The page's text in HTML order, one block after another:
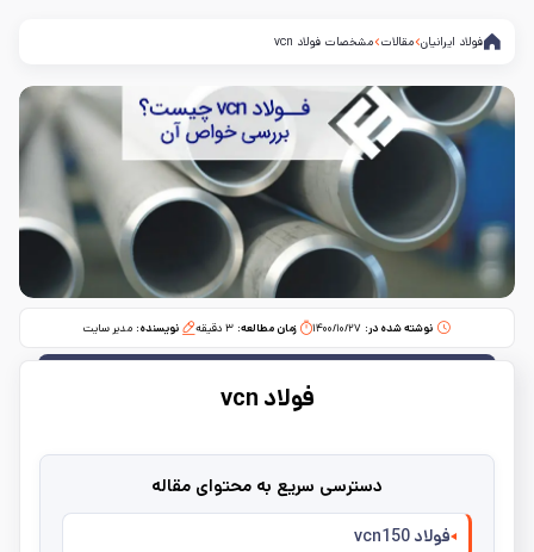
فولاد ایرانیان مقالات مشخصات فولاد vcn
نوشته شده در: ۱۴۰۰/۱۰/۲۷ زمان مطالعه:‌ ۳ دقیقه نویسنده: مدیر سایت
فولاد v‌‌c‌‌n
دسترسی سریع به محتوای مقاله
فولاد vcn150